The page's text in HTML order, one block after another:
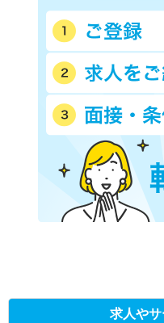
求人や